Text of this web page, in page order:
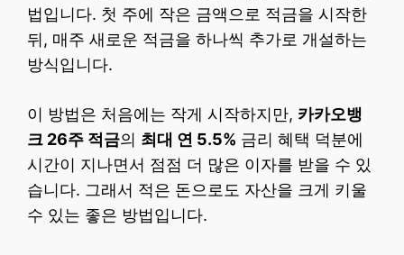
법입니다. 첫 주에 작은 금액으로 적금을 시작한
뒤, 매주 새로운 적금을 하나씩 추가로 개설하는
방식입니다.
이 방법은 처음에는 작게 시작하지만, 카카오뱅
크 26주 적금의 최대 연 5.5% 금리 혜택 덕분에
시간이 지나면서 점점 더 많은 이자를 받을 수 있
습니다. 그래서 적은 돈으로도 자산을 크게 키울
수 있는 좋은 방법입니다.